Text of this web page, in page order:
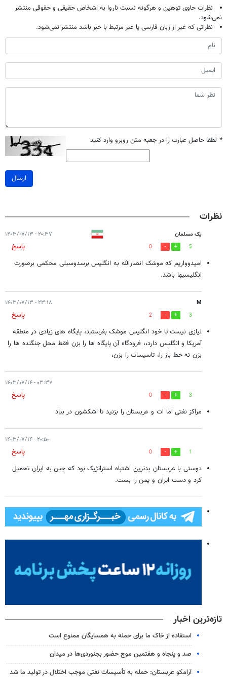
نظرات حاوی توهین و هرگونه نسبت ناروا به اشخاص حقیقی و حقوقی منتشر
نمی‌شود.
نظراتی که غیر از زبان فارسی یا غیر مرتبط با خبر باشد منتشر نمی‌شود.
* لطفا حاصل عبارت را در جعبه متن روبرو وارد کنید
ارسال
نظرات
یک مسلمان ۲۰:۳۷ - ۱۴۰۳/۰۷/۱۳
5
0
پاسخ
امیدوواریم که موشک انصارالله به انگلیس برسدوسیلی محکمی برصورت
انگلیسیها باشد.
M ۲۳:۱۸ - ۱۴۰۳/۰۷/۱۳
3
2
پاسخ
نیازی نیست تا خود انگلیس موشک بفرستید، پایگاه های زیادی در منطقه
آمریکا و انگلیس دارد،، فرودگاه آن پایگاه ها را بزن فقط محل جنگنده ها را
بزن نه خط باز را، تاسیسات را بزن،
۰۳:۳۷ - ۱۴۰۳/۰۷/۱۴
3
0
پاسخ
مراکز نفتی اما ات و عربستان را بزنید تا اشکشون در بیاد
۲۰:۵۰ - ۱۴۰۳/۰۷/۱۴
1
0
پاسخ
دوستی با عربستان بدترین اشتباه استراتژیک بود که چین به ایران تحمیل
کرد و دست ایران و یمن را بست.
تازه‌ترین اخبار
استفاده از خاک ما برای حمله به همسایگان ممنوع است
صد و پنجاه و هفتمین موج حضور بجنوردی‌ها در میدان
آرامکو عربستان: حمله به تأسیسات نفتی موجب اختلال در تولید ما شد